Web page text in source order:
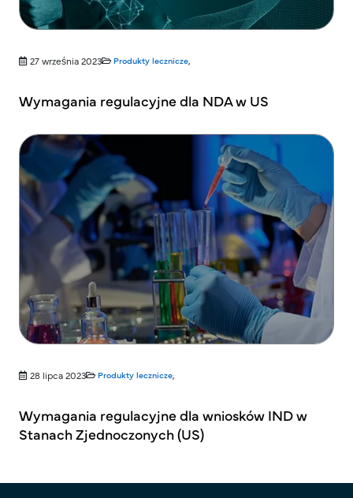
27 września 2023 Produkty lecznicze
Wymagania regulacyjne dla NDA w US
28 lipca 2023 Produkty lecznicze
Wymagania regulacyjne dla wniosków IND w
Stanach Zjednoczonych (US)